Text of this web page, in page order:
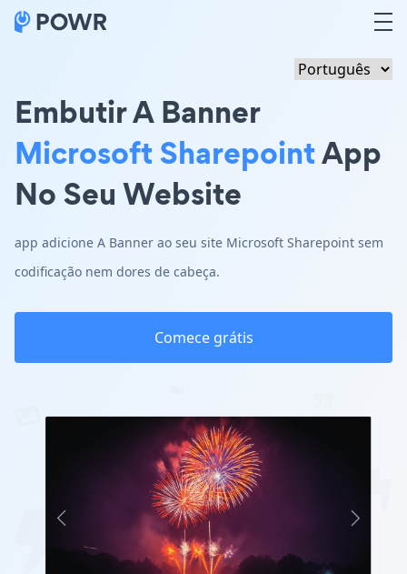
Embutir A Banner
Microsoft SharepointApp
No Seu Website
app adicione A Banner ao seu site Microsoft Sharepoint sem
codificação nem dores de cabeça.
Comece grátis